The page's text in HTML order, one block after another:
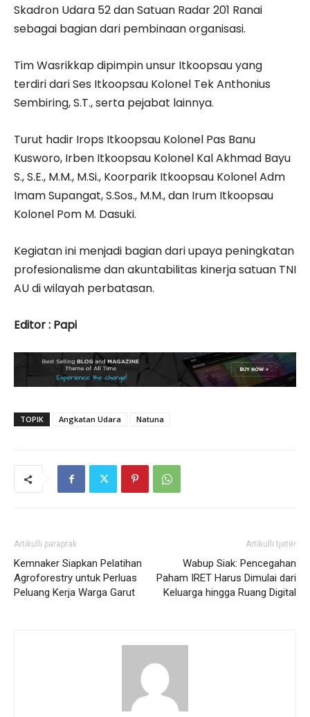
Skadron Udara 52 dan Satuan Radar 201 Ranai
sebagai bagian dari pembinaan organisasi.
Tim Wasrikkap dipimpin unsur Itkoopsau yang
terdiri dari Ses Itkoopsau Kolonel Tek Anthonius
Sembiring, S.T., serta pejabat lainnya.
Turut hadir Irops Itkoopsau Kolonel Pas Banu
Kusworo, Irben Itkoopsau Kolonel Kal Akhmad Bayu
S., S.E., M.M., M.Si., Koorparik Itkoopsau Kolonel Adm
Imam Supangat, S.Sos., M.M., dan Irum Itkoopsau
Kolonel Pom M. Dasuki.
Kegiatan ini menjadi bagian dari upaya peningkatan
profesionalisme dan akuntabilitas kinerja satuan TNI
AU di wilayah perbatasan.
Editor : Papi
TOPIK Angkatan Udara Natuna
Artikulli paraprak
Kemnaker Siapkan Pelatihan
Agroforestry untuk Perluas
Peluang Kerja Warga Garut
Artikulli tjetër
Wabup Siak: Pencegahan
Paham IRET Harus Dimulai dari
Keluarga hingga Ruang Digital